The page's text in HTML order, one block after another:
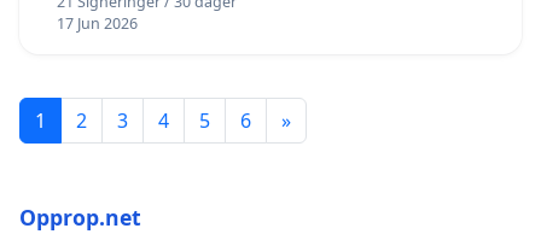
17 Jun 2026
1 2 3 4 5 6 »
Opprop.net